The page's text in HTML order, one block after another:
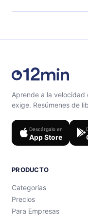
Siéntete libre de
Aprende a la velocidad
exige. Resúmenes de
Descárgalo en
App Store
PRODUCTO
Categorías
Precios
Para Empresas